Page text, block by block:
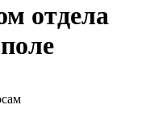
отдела